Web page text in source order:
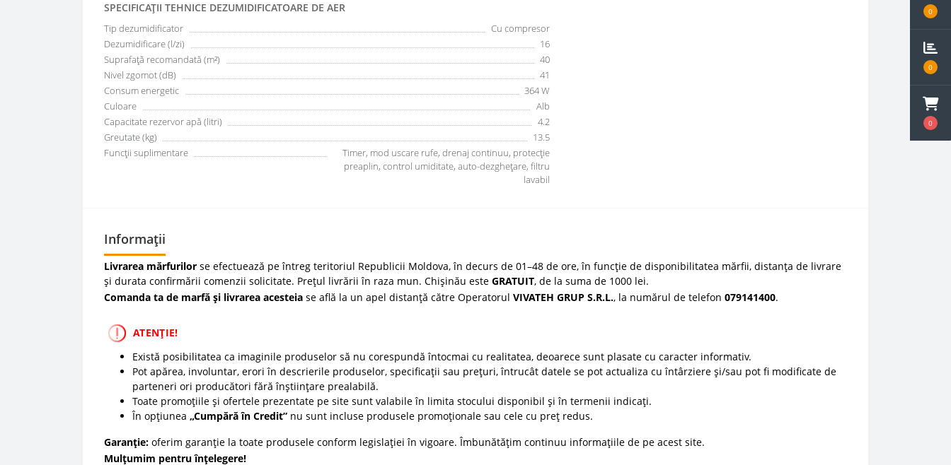
0
0
0
SPECIFICAŢII TEHNICE DEZUMIDIFICATOARE DE AER
Tip dezumidificator
Cu compresor
Dezumidificare (l/zi)
16
Suprafață recomandată (m²)
40
Nivel zgomot (dB)
41
Consum energetic
364 W
Culoare
Alb
Capacitate rezervor apă (litri)
4.2
Greutate (kg)
13.5
Funcții suplimentare
Timer, mod uscare rufe, drenaj continuu, protecție
preaplin, control umiditate, auto-dezghețare, filtru
lavabil
Informații
Livrarea mărfurilor se efectuează pe întreg teritoriul Republicii Moldova, în decurs de 01–48 de ore, în funcție de disponibilitatea mărfii, distanța de livrare
și durata confirmării comenzii solicitate. Prețul livrării în raza mun. Chișinău este GRATUIT, de la suma de 1000 lei.
Comanda ta de marfă și livrarea acesteia se află la un apel distanță către Operatorul VIVATEH GRUP S.R.L., la numărul de telefon 079141400.
ATENȚIE!
Există posibilitatea ca imaginile produselor să nu corespundă întocmai cu realitatea, deoarece sunt plasate cu caracter informativ.
Pot apărea, involuntar, erori în descrierile produselor, specificații sau prețuri, întrucât datele se pot actualiza cu întârziere și/sau pot fi modificate de
parteneri ori producători fără înștiințare prealabilă.
Toate promoțiile și ofertele prezentate pe site sunt valabile în limita stocului disponibil și în termenii indicați.
În opțiunea „Cumpără în Credit” nu sunt incluse produsele promoționale sau cele cu preț redus.
Garanție: oferim garanție la toate produsele conform legislației în vigoare. Îmbunătățim continuu informațiile de pe acest site.
Mulțumim pentru înțelegere!